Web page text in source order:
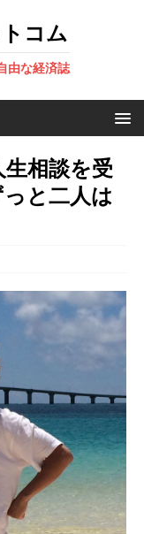
トコム
由な経済誌
生相談を受
と二人は